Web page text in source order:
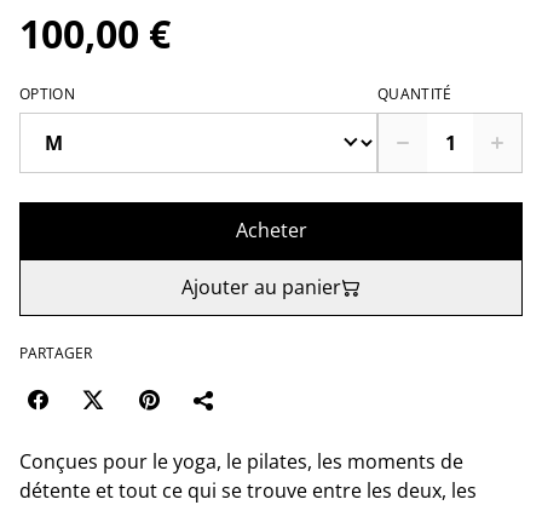
100,00 €
OPTION QUANTITÉ
Acheter
Ajouter au panier
PARTAGER
Conçues pour le yoga, le pilates, les moments de
détente et tout ce qui se trouve entre les deux, les